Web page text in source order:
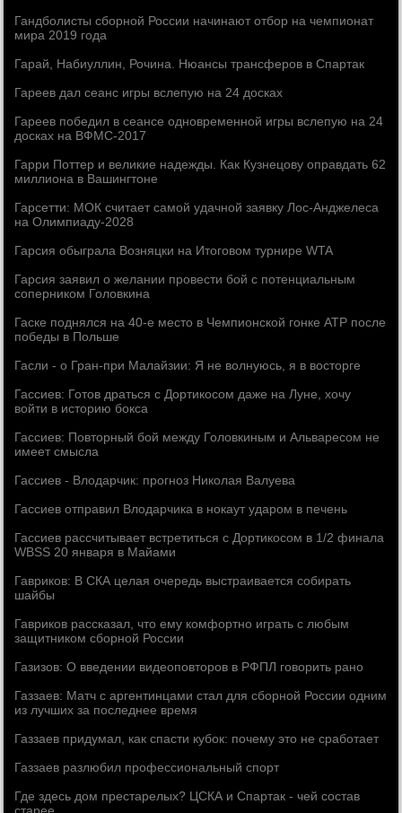
Гандболисты сборной России начинают отбор на чемпионат
мира 2019 года
Гарай, Набиуллин, Рочина. Нюансы трансферов в Спартак
Гареев дал сеанс игры вслепую на 24 досках
Гареев победил в сеансе одновременной игры вслепую на 24
досках на ВФМС-2017
Гарри Поттер и великие надежды. Как Кузнецову оправдать 62
миллиона в Вашингтоне
Гарсетти: МОК считает самой удачной заявку Лос-Анджелеса
на Олимпиаду-2028
Гарсия обыграла Возняцки на Итоговом турнире WTA
Гарсия заявил о желании провести бой с потенциальным
соперником Головкина
Гаске поднялся на 40-е место в Чемпионской гонке АТР после
победы в Польше
Гасли - о Гран-при Малайзии: Я не волнуюсь, я в восторге
Гассиев: Готов драться с Дортикосом даже на Луне, хочу
войти в историю бокса
Гассиев: Повторный бой между Головкиным и Альваресом не
имеет смысла
Гассиев - Влодарчик: прогноз Николая Валуева
Гассиев отправил Влодарчика в нокаут ударом в печень
Гассиев рассчитывает встретиться с Дортикосом в 1/2 финала
WBSS 20 января в Майами
Гавриков: В СКА целая очередь выстраивается собирать
шайбы
Гавриков рассказал, что ему комфортно играть с любым
защитником сборной России
Газизов: О введении видеоповторов в РФПЛ говорить рано
Газзаев: Матч с аргентинцами стал для сборной России одним
из лучших за последнее время
Газзаев придумал, как спасти кубок: почему это не сработает
Газзаев разлюбил профессиональный спорт
Где здесь дом престарелых? ЦСКА и Спартак - чей состав